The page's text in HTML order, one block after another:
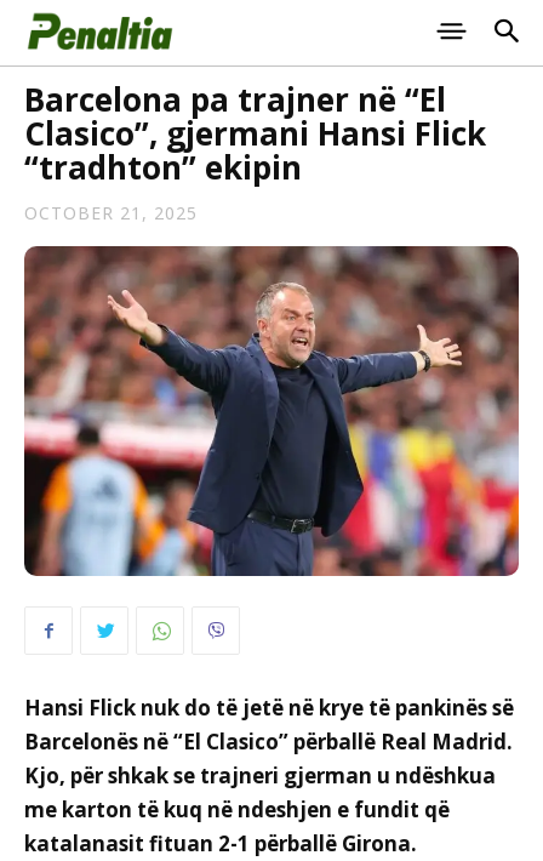
Barcelona pa trajner në “El
Clasico”, gjermani Hansi Flick
“tradhton” ekipin
OCTOBER 21, 2025
Hansi Flick nuk do të jetë në krye të pankinës së
Barcelonës në “El Clasico” përballë Real Madrid.
Kjo, për shkak se trajneri gjerman u ndëshkua
me karton të kuq në ndeshjen e fundit që
katalanasit fituan 2-1 përballë Girona.